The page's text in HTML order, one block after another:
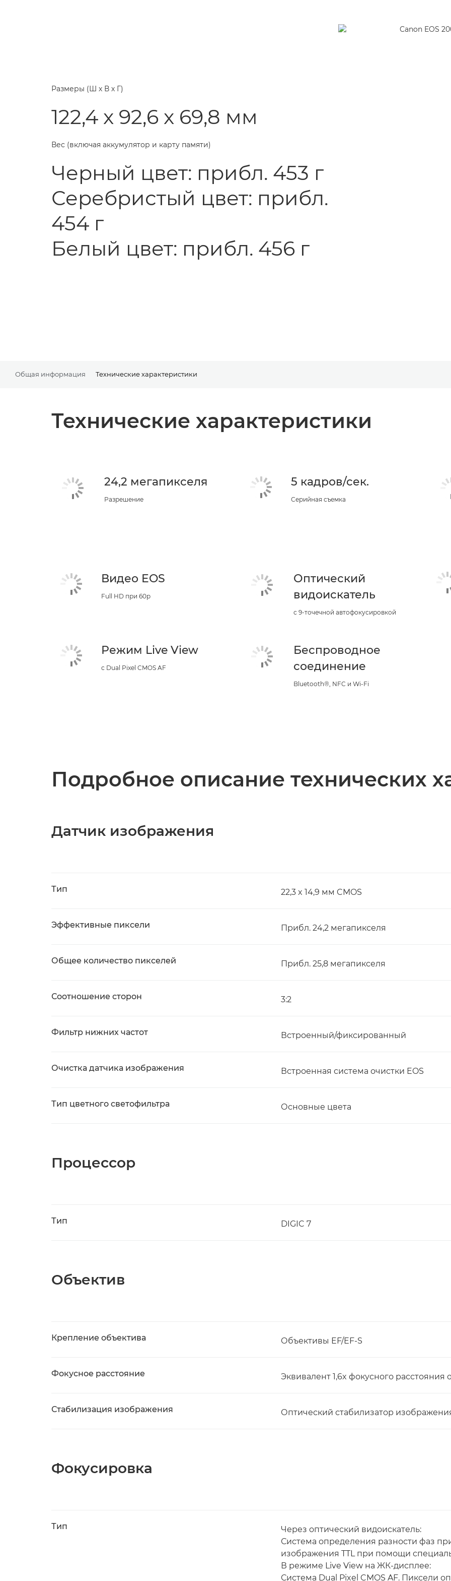
Размеры (Ш х В х Г)
122,4 x 92,6 x 69,8 мм
Вес (включая аккумулятор и карту памяти)
Черный цвет: прибл. 453 г
Серебристый цвет: прибл.
454 г
Белый цвет: прибл. 456 г
Общая информация Технические характеристики
Технические характеристики
24,2 мегапикселя
Разрешение
5 кадров/сек.
Серийная съемка
Видео EOS
Full HD при 60p
Оптический
видоискатель
с 9-точечной автофокусировкой
Режим Live View
с Dual Pixel CMOS AF
Беспроводное
соединение
Bluetooth®, NFC и Wi-Fi
Подробное описание технических
Датчик изображения
Тип 22,3 x 14,9 мм CMOS
Эффективные пиксели Прибл. 24,2 мегапикселя
Общее количество пикселей Прибл. 25,8 мегапикселя
Соотношение сторон 3:2
Фильтр нижних частот Встроенный/фиксированный
Очистка датчика изображения Встроенная система очистки EOS
Тип цветного светофильтра Основные цвета
Процессор
Тип DIGIC 7
Объектив
Крепление объектива Объективы EF/EF-S
Фокусное расстояние Эквивалент 1,6x фокусного расстояния
Стабилизация изображения Оптический стабилизатор
Фокусировка
Тип
Через оптический видоискатель:
Система определения разности фаз
изображения TTL при помощи
В режиме Live View на ЖК-дисплее:
Система Dual Pixel CMOS AF. Пиксели